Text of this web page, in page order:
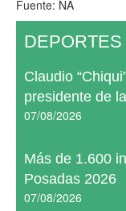
Fuente: NA
DEPORTES
Claudio
presidente de
07/08/2026
Más de 1.600
Posadas 2026
07/08/2026